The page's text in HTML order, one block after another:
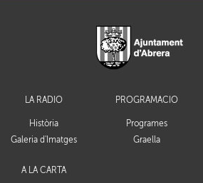
LA RÀDIO
Història
Galeria d'Imatges
PROGRAMACIÓ
Programes
Graella
A LA CARTA